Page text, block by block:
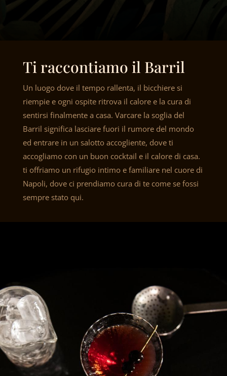
Ti raccontiamo il Barril
Un luogo dove il tempo rallenta, il bicchiere si
riempie e ogni ospite ritrova il calore e la cura di
sentirsi finalmente a casa. Varcare la soglia del
Barril significa lasciare fuori il rumore del mondo
ed entrare in un salotto accogliente, dove ti
accogliamo con un buon cocktail e il calore di casa.
ti offriamo un rifugio intimo e familiare nel cuore di
Napoli, dove ci prendiamo cura di te come se fossi
sempre stato qui.